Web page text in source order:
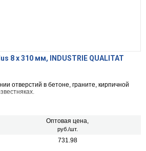
8 x 310 мм, INDUSTRIE QUALITAT
отверстий в бетоне, граните, кирпичной
Оптовая цена,
руб./шт.
731.98